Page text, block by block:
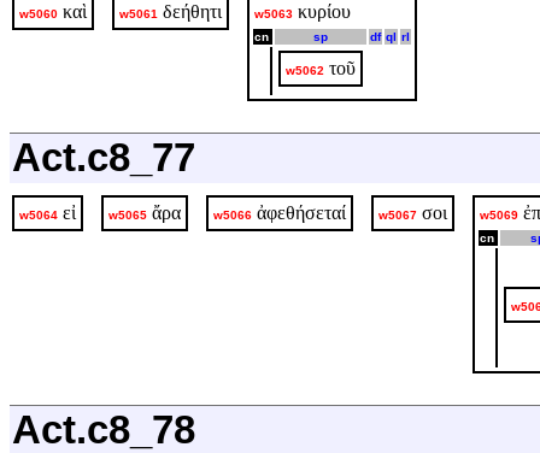
w5060 καὶ w5061 δεήθητι w5063 κυρίου
cn sp df ql rl
w5062 τοῦ
Act.c8_77
w5064 εἰ w5065 ἄρα w5066 ἀφεθήσεταί w5067 σοι w5069
cn
Act.c8_78